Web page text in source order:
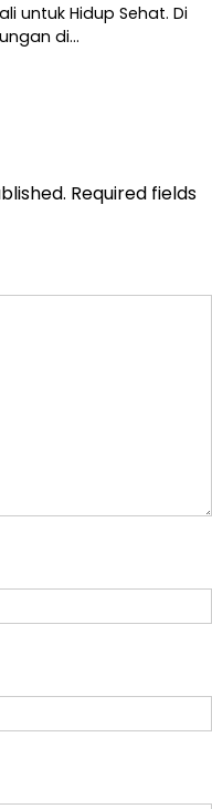
untuk Hidup Sehat. Di
di…
Required fields